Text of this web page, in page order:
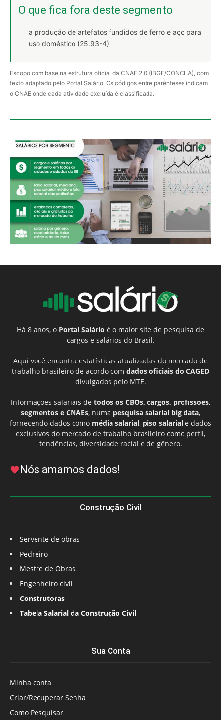
O que fica fora deste segmento
a produção de artefatos fundidos de ferro e aço para
uso doméstico (25.93-4)
Escopo com base na estrutura oficial da CNAE 2.0 (IBGE/CONCLA), com
texto adaptado pelo Portal Salário. Os códigos entre parênteses indicam
o CNAE onde cada atividade excluída é classificada.
Há 8 anos, o Portal Salário é o maior site de pesquisa de
cargos e salários do Brasil.
Aqui você encontra estatísticas atualizadas do mercado de
trabalho brasileiro de acordo com dados oficiais do CAGED
divulgados pelo MTE.
Informações salariais de todos os CBOs, cargos, profissões,
segmentos e CNAEs, numa pesquisa salarial big data,
fornecendo dados como média salarial, piso salarial e dados
exclusivos do mercado de trabalho brasileiro como perfil,
tendências, diversidade racial e de gênero.
Nós amamos dados!
Construção Civil
Servente de obras
Pedreiro
Mestre de Obras
Engenheiro civil
Construtoras
Tabela Salarial da Construção Civil
Sua Conta
Minha conta
Criar/Recuperar Senha
Como Pesquisar